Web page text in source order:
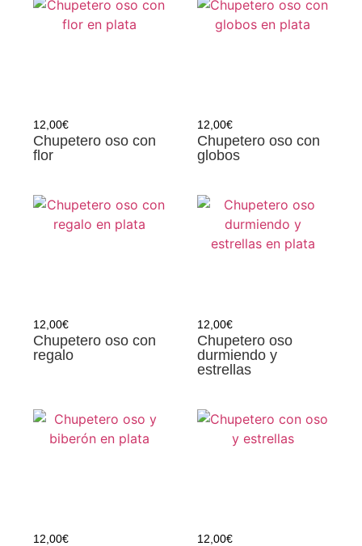
12,00€
Chupetero oso con
flor
12,00€
Chupetero oso con
globos
12,00€
Chupetero oso con
regalo
12,00€
Chupetero oso
durmiendo y
estrellas
12,00€ 12,00€